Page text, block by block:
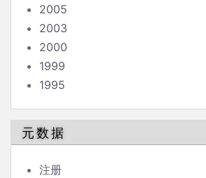
2005
2003
2000
1999
1995
元数据
注册